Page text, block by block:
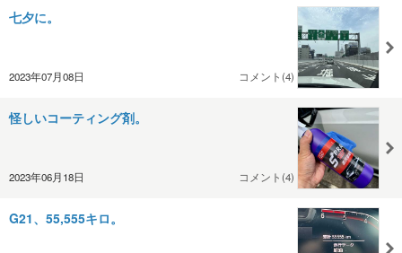
七夕に。
2023年07月08日 コメント(4)
怪しいコーティング剤。
2023年06月18日 コメント(4)
G21、55,555キロ。